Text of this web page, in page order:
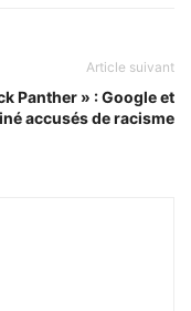
Article suivant
Panther » : Google et
accusés de racisme